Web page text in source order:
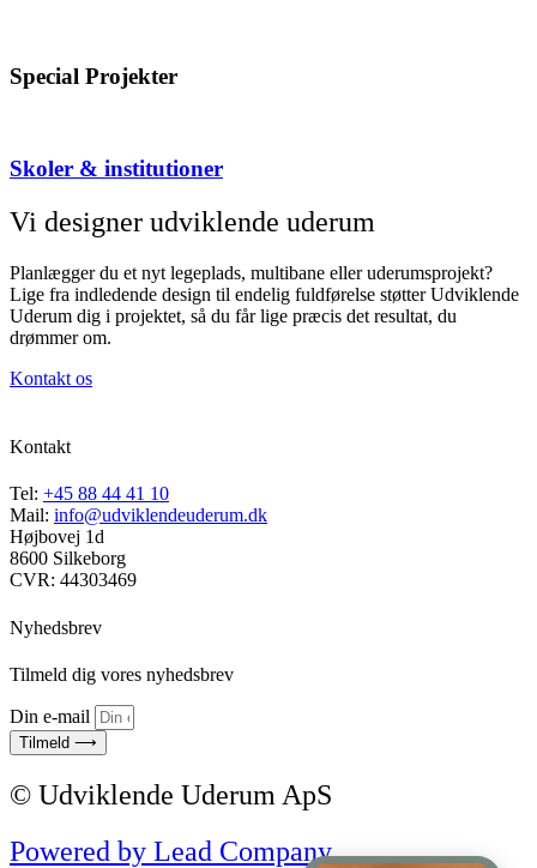
Special Projekter
Skoler & institutioner
Vi designer udviklende uderum
Planlægger du et nyt legeplads, multibane eller uderumsprojekt?
Lige fra indledende design til endelig fuldførelse støtter Udviklende
Uderum dig i projektet, så du får lige præcis det resultat, du
drømmer om.
Kontakt os
Kontakt
Tel: +45 88 44 41 10
Mail: info@udviklendeuderum.dk
Højbovej 1d
8600 Silkeborg
CVR: 44303469
Nyhedsbrev
Tilmeld dig vores nyhedsbrev
Din e-mail
Tilmeld ⟶
© Udviklende Uderum ApS
Powered by Lead Company